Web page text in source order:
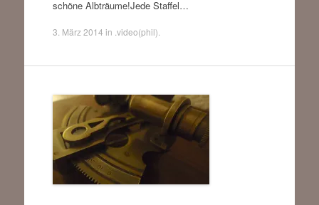
schöne Albträume!Jede Staffel…
3. März 2014 in .video(phil)